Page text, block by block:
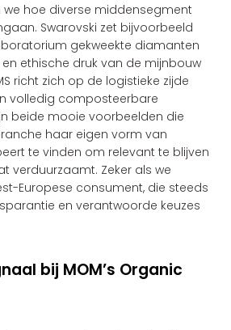
we hoe diverse middensegment
Swarovski zet bijvoorbeeld
gekweekte diamanten
ethische druk van de mijnbouw
richt zich op de logistieke zijde
volledig composteerbare
beide mooie voorbeelden die
haar eigen vorm van
te vinden om relevant te blijven
verduurzaamt. Zeker als we
Europese consument, die steeds
en verantwoorde keuzes
bij MOM’s Organic